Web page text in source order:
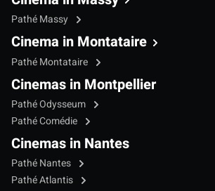
Pathé Massy
Cinema in Montataire
Pathé Montataire
Cinemas in Montpellier
Pathé Odysseum
Pathé Comédie
Cinemas in Nantes
Pathé Nantes
Pathé Atlantis